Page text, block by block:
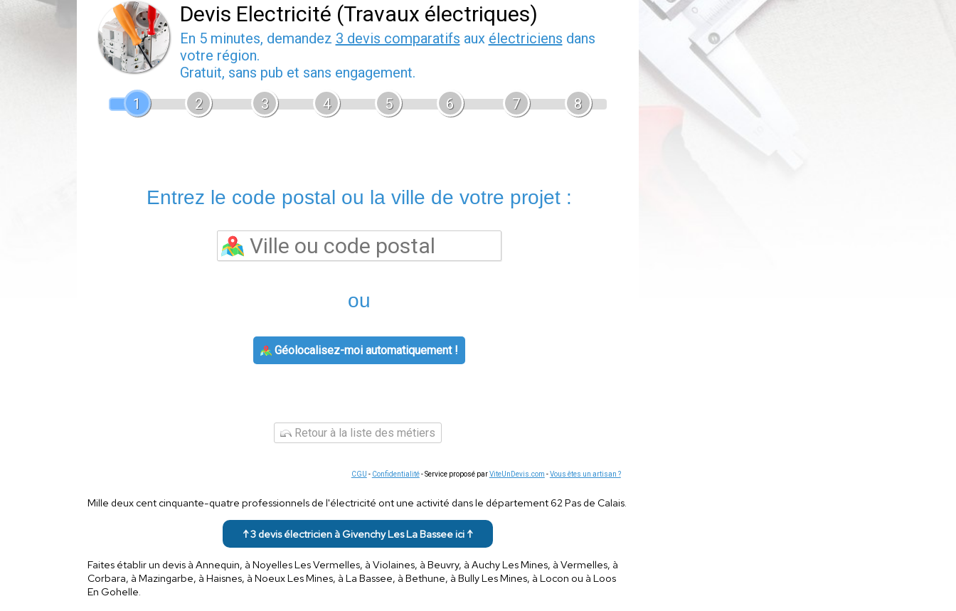
Devis Electricité (Travaux électriques)
En 5 minutes, demandez 3 devis comparatifs aux électriciens dans
votre région.
Gratuit, sans pub et sans engagement.
1
2 3 4 5 6 7 8
Entrez le code postal ou la ville de votre projet :
ou
Géolocalisez-moi automatiquement !
Retour à la liste des métiers
CGU - Confidentialité- Service proposé parViteUnDevis.com -Vous êtes un artisan ?
Mille deux cent cinquante-quatre professionnels de l'électricité ont une activité dans le département 62 Pas de Calais.
↑ 3 devis électricien à Givenchy Les La Bassee ici ↑
Faites établir un devis à Annequin, à Noyelles Les Vermelles, à Violaines, à Beuvry, à Auchy Les Mines, à Vermelles, à
Corbara, à Mazingarbe, à Haisnes, à Noeux Les Mines, à La Bassee, à Bethune, à Bully Les Mines, à Locon ou à Loos
En Gohelle.